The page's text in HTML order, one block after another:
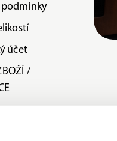
účet
/